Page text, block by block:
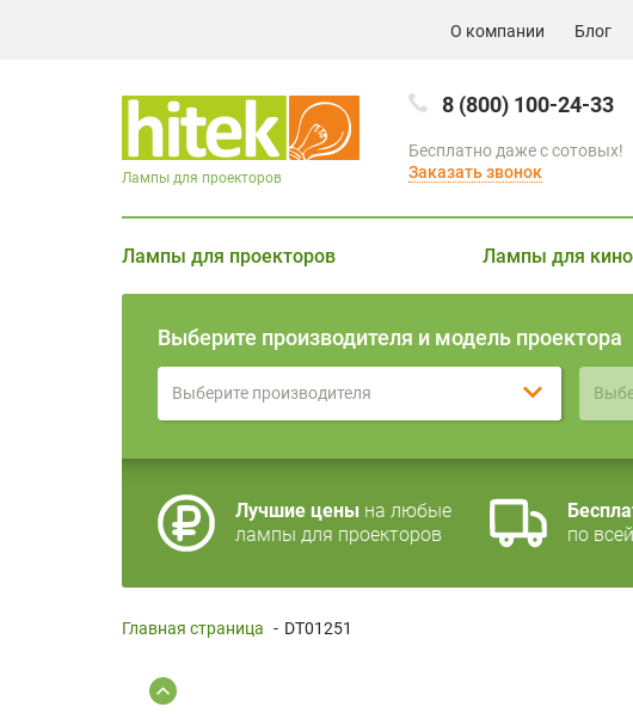
О компании Блог
8 (800) 100-24-33
Бесплатно даже с сотовых!
Заказать звонок
Лампы для проекторов
Лампы для проекторов Лампы для
Выберите производителя и модель проектора
Выберите производителя
Лучшие цены на любые
лампы для проекторов
по
Главная страница - DT01251